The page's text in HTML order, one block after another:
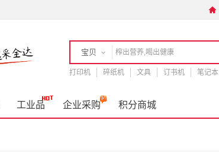

宝贝
店铺
打印机 碎纸机 文具 订书机 笔记本
工业品 企业采购 积分商城